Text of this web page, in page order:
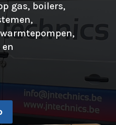
gas, boilers,